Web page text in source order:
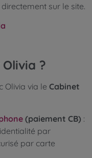
sur le site.
?
Olivia via le Cabinet
(paiement CB) :
par
par carte